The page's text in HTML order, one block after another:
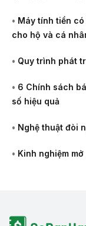
• Máy tính tiền
cho hộ và cá
• Quy trình phát
• 6 Chính sách
số hiệu quả
• Nghệ thuật đòi
• Kinh nghiệm